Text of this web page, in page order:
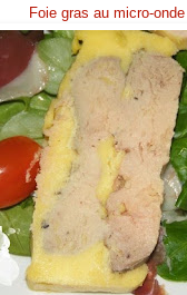
Foie gras au micro-onde